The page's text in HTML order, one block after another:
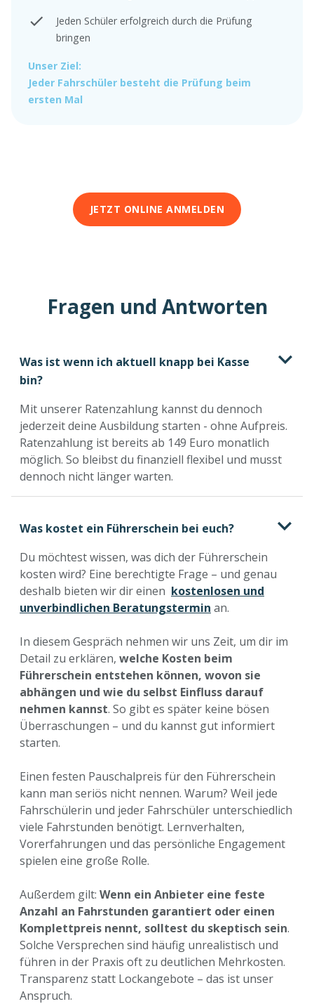
Jeden Schüler erfolgreich durch die Prüfung
bringen
Unser Ziel:
Jeder Fahrschüler besteht die Prüfung beim
ersten Mal
JETZT ONLINE ANMELDEN
Fragen und Antworten
Was ist wenn ich aktuell knapp bei Kasse
bin?
Mit unserer Ratenzahlung kannst du dennoch
jederzeit deine Ausbildung starten - ohne Aufpreis.
Ratenzahlung ist bereits ab 149 Euro monatlich
möglich. So bleibst du finanziell flexibel und musst
dennoch nicht länger warten.
Was kostet ein Führerschein bei euch?
Du möchtest wissen, was dich der Führerschein
kosten wird? Eine berechtigte Frage – und genau
deshalb bieten wir dir einen kostenlosen und
unverbindlichen Beratungstermin an.
In diesem Gespräch nehmen wir uns Zeit, um dir im
Detail zu erklären, welche Kosten beim
Führerschein entstehen können, wovon sie
abhängen und wie du selbst Einfluss darauf
nehmen kannst. So gibt es später keine bösen
Überraschungen – und du kannst gut informiert
starten.
Einen festen Pauschalpreis für den Führerschein
kann man seriös nicht nennen. Warum? Weil jede
Fahrschülerin und jeder Fahrschüler unterschiedlich
viele Fahrstunden benötigt. Lernverhalten,
Vorerfahrungen und das persönliche Engagement
spielen eine große Rolle.
Außerdem gilt: Wenn ein Anbieter eine feste
Anzahl an Fahrstunden garantiert oder einen
Komplettpreis nennt, solltest du skeptisch sein.
Solche Versprechen sind häufig unrealistisch und
führen in der Praxis oft zu deutlichen Mehrkosten.
Transparenz statt Lockangebote – das ist unser
Anspruch.